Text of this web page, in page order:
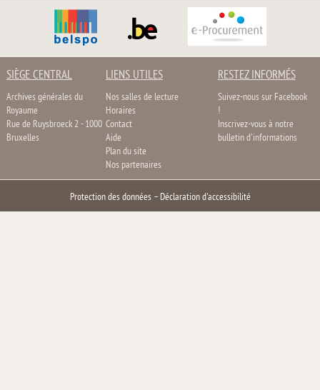
SIÈGE CENTRAL
Archives générales du
Royaume
Rue de Ruysbroeck 2 - 1000
Bruxelles
LIENS UTILES
Nos salles de lecture
Horaires
Contact
Aide
Plan du site
Nos partenaires
RESTEZ INFORMÉS
Suivez-nous sur Facebook
!
Inscrivez-vous à notre
bulletin d'informations
Protection des données– Déclaration d'accessibilité